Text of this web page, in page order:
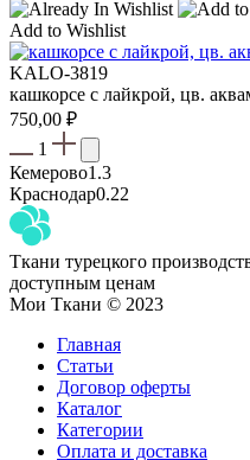
Add to Wishlist
KALO-3819
кашкорсе с лайкрой, цв.
750,00 ₽
1
Кемерово1.3
Краснодар0.22
Ткани турецкого
доступным ценам
Мои Ткани © 2023
Главная
Статьи
Договор оферты
Каталог
Категории
Оплата и доставка